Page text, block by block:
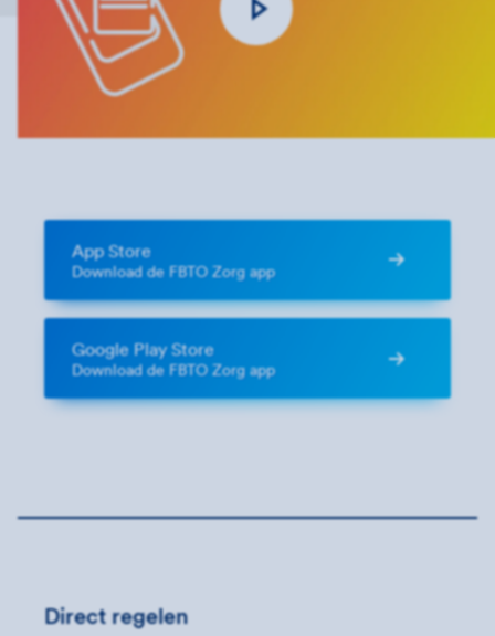
App Store
Download de FBTO Zorg app
Google Play Store
Download de FBTO Zorg app
Direct regelen